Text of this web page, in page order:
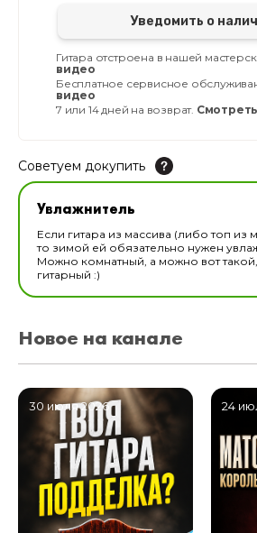
Уведомить о
Гитара отстроена в нашей
видео
Бесплатное сервисное
видео
7 или 14 дней на возврат.
Советуем докупить
Увлажнитель для
В наличии
Увлажнитель
Если гитара из массива (либо топ из
то зимой ей обязательно нужен
Можно комнатный, а можно вот такой,
гитарный :)
Новое на канале
30 июля 2026 24